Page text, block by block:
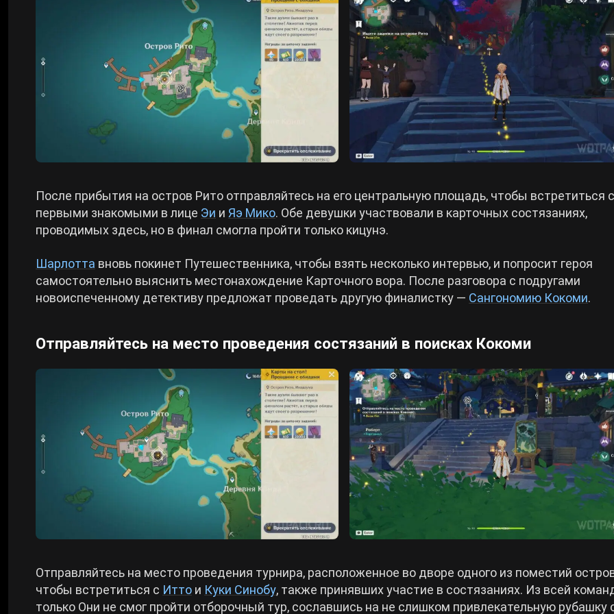
После прибытия на остров Рито отправляйтесь на его центральную площадь, чтобы встретиться с
первыми знакомыми в лице Эи и Яэ Мико. Обе девушки участвовали в карточных состязаниях,
проводимых здесь, но в финал смогла пройти только кицунэ.
Шарлотта вновь покинет Путешественника, чтобы взять несколько интервью, и попросит героя
самостоятельно выяснить местонахождение Карточного вора. После разговора с подругами
новоиспеченному детективу предложат проведать другую финалистку — Сангономию Кокоми.
Отправляйтесь на место проведения состязаний в поисках Кокоми
Отправляйтесь на место проведения турнира, расположенное во дворе одного из поместий
чтобы встретиться с Итто и Куки Синобу, также принявших участие в состязаниях. Из всей
только Они не смог пройти отборочный тур, сославшись на не слишком привлекательную рубашку